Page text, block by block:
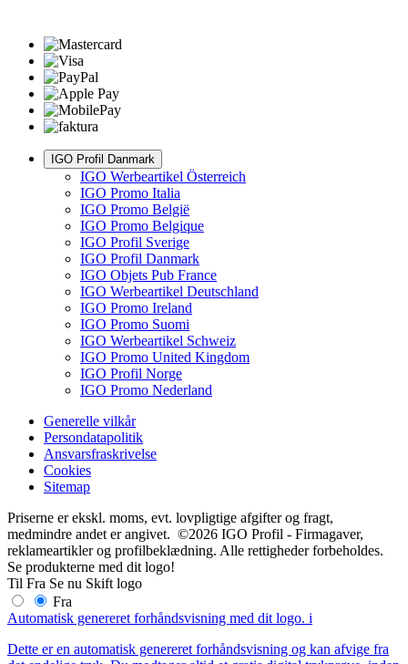
IGO Profil Danmark
IGO Werbeartikel Österreich
IGO Promo Italia
IGO Promo België
IGO Promo Belgique
IGO Profil Sverige
IGO Profil Danmark
IGO Objets Pub France
IGO Werbeartikel Deutschland
IGO Promo Ireland
IGO Promo Suomi
IGO Werbeartikel Schweiz
IGO Promo United Kingdom
IGO Profil Norge
IGO Promo Nederland
Generelle vilkår
Persondatapolitik
Ansvarsfraskrivelse
Cookies
Sitemap
Priserne er ekskl. moms, evt. lovpligtige afgifter og fragt,
medmindre andet er angivet. ©2026 IGO Profil - Firmagaver,
reklameartikler og profilbeklædning. Alle rettigheder forbeholdes.
Se produkterne med dit logo!
Til Fra Se nu Skift logo
Fra
Automatisk genereret forhåndsvisning med dit logo. i
Dette er en automatisk genereret forhåndsvisning og kan afvige fra